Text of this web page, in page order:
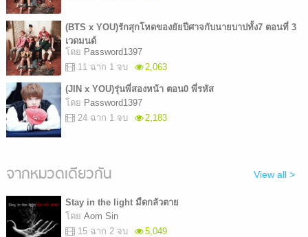
(BTS x YOU)รักสุกโหดของยัยปีศาจกับนายบาปทั้ง7 ตอนที่ 3
เวดมนด์
โดย Password1397
11 ฉาก 1 จบ
2,063
(JIN x YOU)รุ่นพี่สองหน้า ตอน0 พี่รหัส
โดย Password1397
24 ฉาก 1 จบ
2,183
จากหมวดเดียวกัน View all >
Stay in the light มืดกลัวตาย
โดย Aom Sin
15 ฉาก 2 จบ
5,049